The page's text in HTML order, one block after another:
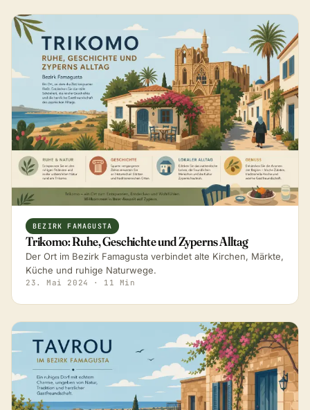
BEZIRK FAMAGUSTA
Trikomo: Ruhe, Geschichte und Zyperns Alltag
Der Ort im Bezirk Famagusta verbindet alte Kirchen, Märkte,
Küche und ruhige Naturwege.
23. Mai 2024 · 11 Min